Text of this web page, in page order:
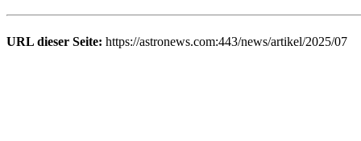
URL dieser Seite: https://astronews.com:443/news/artikel/2025/07